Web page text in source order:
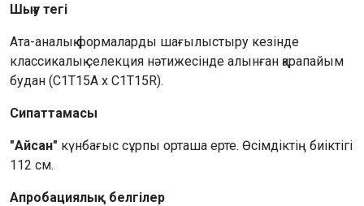
Шығу тегі
Ата-аналық формаларды шағылыстыру кезінде
классикалық селекция нәтижесінде алынған қарапайым
будан (C1T15A x C1T15R).
Сипаттамасы
"Айсан" күнбағыс сұрпы орташа ерте. Өсімдіктің биіктігі
112 см.
Апробациялық белгілер